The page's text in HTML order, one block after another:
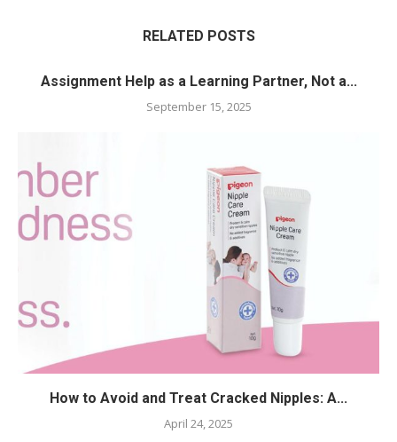
RELATED POSTS
Assignment Help as a Learning Partner, Not a...
September 15, 2025
How to Avoid and Treat Cracked Nipples: A...
April 24, 2025